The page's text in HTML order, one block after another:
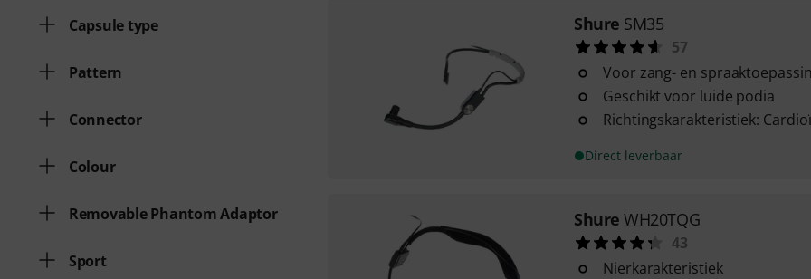
Capsule type
Pattern
Connector
Colour
Removable Phantom Adaptor
Sport
Shure SM35
57
Voor zang- en
Geschikt voor luide podia
Richtingskarakteristiek:
Direct leverbaar
Shure WH20TQG
43
Nierkarakteristiek